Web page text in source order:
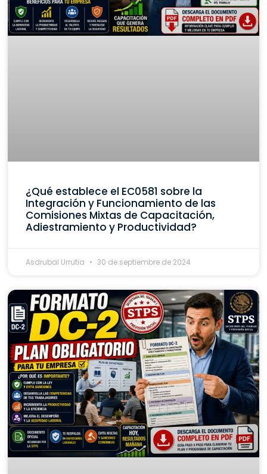
¿Qué establece el EC0581 sobre la
Integración y Funcionamiento de las
Comisiones Mixtas de Capacitación,
Adiestramiento y Productividad?
Asdrubal Urrutia 30 de septiembre de 2024